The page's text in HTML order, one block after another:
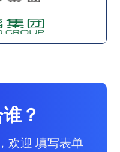
？
欢迎 填写表单